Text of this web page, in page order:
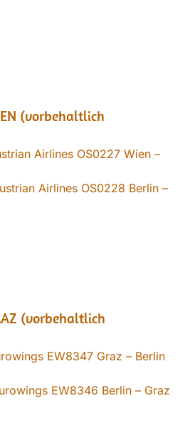
(vorbehaltlich
Airlines OS0227 Wien –
Airlines OS0228 Berlin –
(vorbehaltlich
EW8347 Graz – Berlin
EW8346 Berlin – Graz